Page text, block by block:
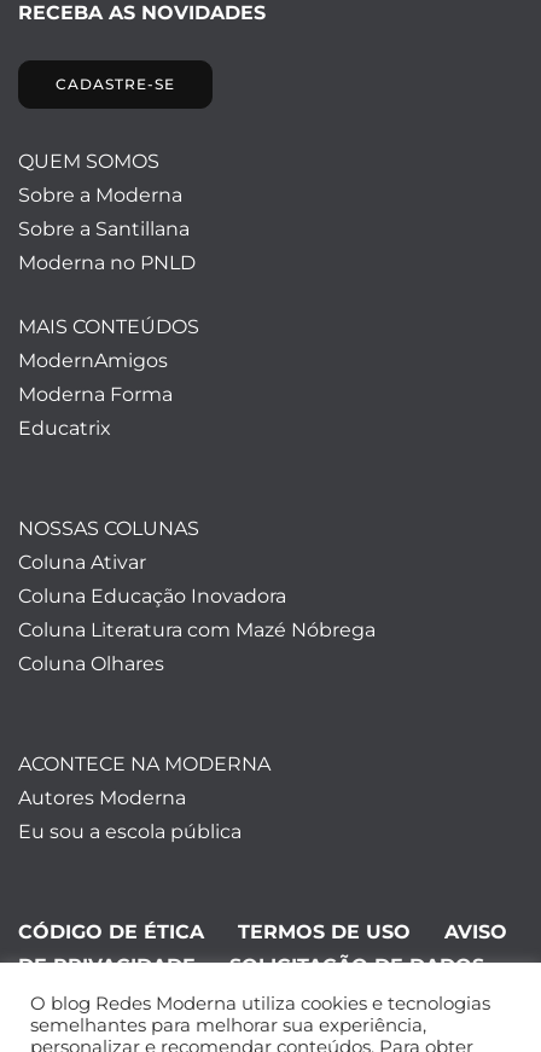
RECEBA AS NOVIDADES
CADASTRE-SE
QUEM SOMOS
Sobre a Moderna
Sobre a Santillana
Moderna no PNLD
MAIS CONTEÚDOS
ModernAmigos
Moderna Forma
Educatrix
NOSSAS COLUNAS
Coluna Ativar
Coluna Educação Inovadora
Coluna Literatura com Mazé Nóbrega
Coluna Olhares
ACONTECE NA MODERNA
Autores Moderna
Eu sou a escola pública
CÓDIGO DE ÉTICA TERMOS DE USO
AVISO
DE PRIVACIDADE
SOLICITAÇÃO DE DADOS
©Editora Moderna 2024. Todos os
O blog Redes Moderna utiliza cookies e tecnologias
semelhantes para melhorar sua experiência,
personalizar e recomendar conteúdos. Para obter